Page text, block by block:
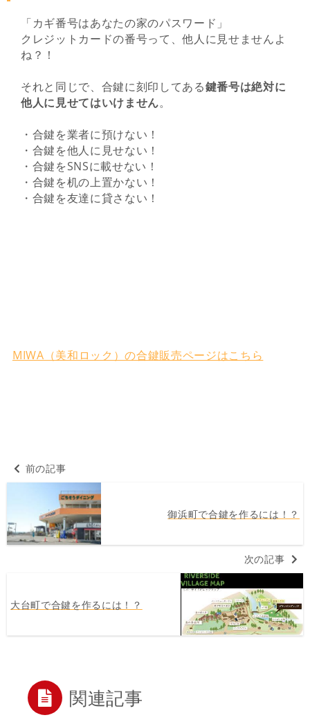
「カギ番号はあなたの家のパスワード」
クレジットカードの番号って、他人に見せませんよ
ね？！
それと同じで、合鍵に刻印してある鍵番号は絶対に
他人に見せてはいけません。
・合鍵を業者に預けない！
・合鍵を他人に見せない！
・合鍵をSNSに載せない！
・合鍵を机の上置かない！
・合鍵を友達に貸さない！
MIWA（美和ロック）の合鍵販売ページはこちら
前の記事
御浜町で合鍵を作るには！？
次の記事
大台町で合鍵を作るには！？
関連記事